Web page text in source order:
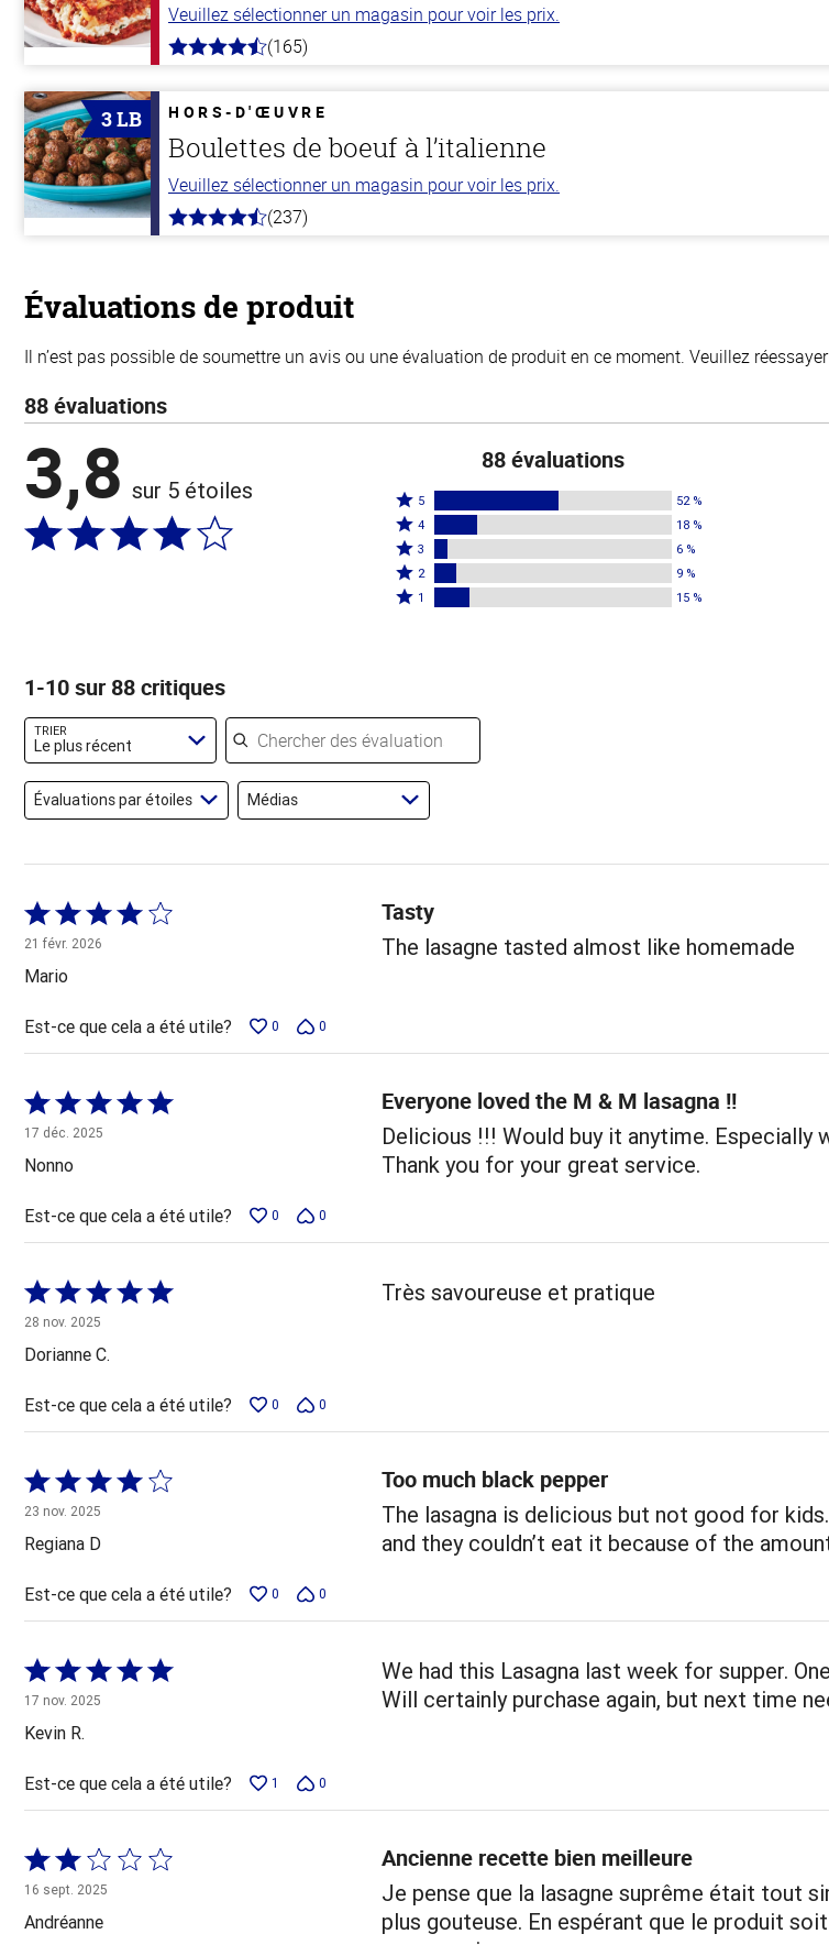
Veuillez sélectionner un magasin pour voir les prix.
4.1
5
stars
(165)
3 LB HORS-D'ŒUVRE
Boulettes de boeuf à l’italienne
Veuillez sélectionner un magasin pour voir les prix.
4.6
(237)
Évaluations de produit
Il n’est pas possible de soumettre un avis ou une évaluation de produit en ce moment. Veuillez
88 évaluations
3,8 sur 5 étoiles
88 évaluations
Coté
5
étoiles
par
52 %
5 52 %
Coté
4
étoiles
par
4 18 %
Coté
3
étoiles
3 6 %
Coté
2
évaluateurs
2 9 %
Coté1 15 %
1-10 sur 88 critiques
TRIER
Le plus récent
Chercher des évaluations
Évaluations par étoiles Médias
Coté
4 sur
5
21 févr. 2026
Mario
Tasty
The lasagne tasted almost like homemade
Est-ce que cela a été utile? 0 0
Coté
5 sur
5
17 déc. 2025
Nonno
Everyone loved the M & M lasagna !!
Delicious !!! Would buy it anytime. Especially
Thank you for your great service.
Est-ce que cela a été utile? 0 0
Coté
5 sur
5
28 nov. 2025
Dorianne C.
Très savoureuse et pratique
Est-ce que cela a été utile? 0 0
Coté
4 sur
5
23 nov. 2025
Regiana D
Too much black pepper
The lasagna is delicious but not good for
and they couldn’t eat it because of the
Est-ce que cela a été utile? 0 0
Coté
5 sur
5
17 nov. 2025
Kevin R.
We had this Lasagna last week for supper.
Will certainly purchase again, but next time
Est-ce que cela a été utile? 1 0
Coté
2 sur
5
16 sept. 2025
Andréanne
Ancienne recette bien meilleure
Je pense que la lasagne suprême était tout
plus gouteuse. En espérant que le produit